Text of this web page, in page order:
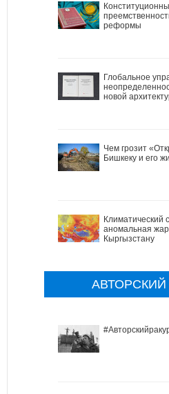
реформы
Глобальное
новой
Чем грозит
Бишкеку и его
Климатический
аномальная
Кыргызстану
АВТОРСКИЙ